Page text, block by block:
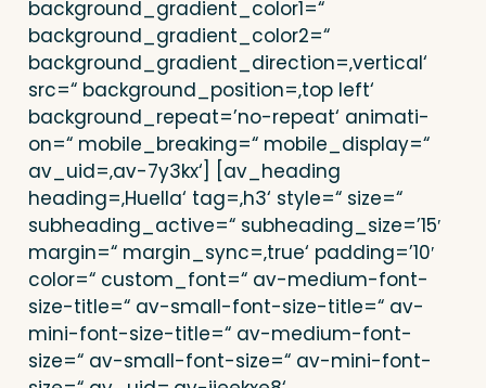
background_gradient_color1=“
background_gradient_color2=“
background_gradient_direction=‚vertical‘
src=“ background_position=‚top left‘
background_repeat=’no-repeat‘ ani­ma­ti­
on=“ mobile_breaking=“ mobile_display=“
av_uid=‚av-7y3kx‘] [av_heading
heading=‚Huella‘ tag=‚h3‘ style=“ size=“
subheading_active=“ subheading_size=’15′
mar­gin=“ margin_sync=‚true‘ padding=’10′
color=“ custom_font=“ av-medi­um-font-
size-title=“ av-small-font-size-title=“ av-
mini-font-size-title=“ av-medi­um-font-
size=“ av-small-font-size=“ av-mini-font-